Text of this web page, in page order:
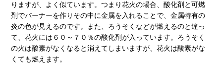
りますが、よく似ています。つまり花火の場合、酸化剤と可燃
剤でバーナーを作りその中に金属を入れることで、金属特有の
炎の色が見えるのです。また、ろうそくなどが燃えるのと違っ
て、花火には６０～７０％の酸化剤が入っています。ろうそく
の火は酸素がなくなると消えてしまいますが、花火は酸素がな
くても燃えます。